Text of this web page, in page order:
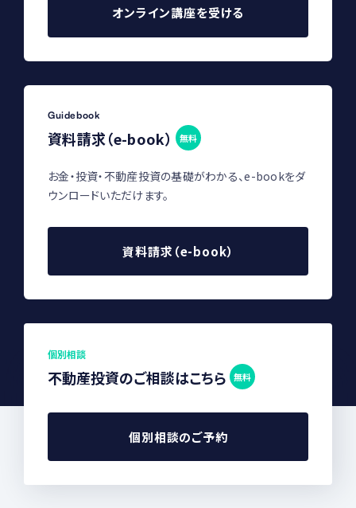
オンライン講座を受ける
Guidebook
資料請求（e-book） 無料
お金・投資・不動産投資の基礎がわかる、e-bookをダ
ウンロードいただけます。
資料請求（e-book）
個別相談
不動産投資のご相談はこちら 無料
個別相談のご予約